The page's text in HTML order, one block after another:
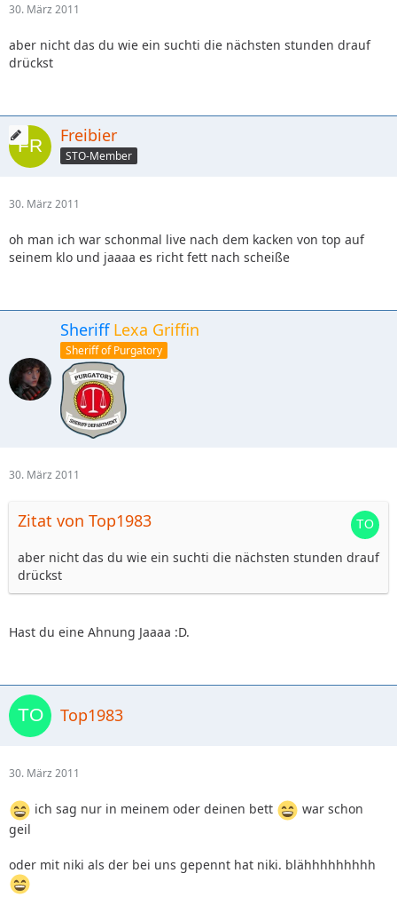
30. März 2011
aber nicht das du wie ein suchti die nächsten stunden drauf
drückst
Freibier
STO-Member
30. März 2011
oh man ich war schonmal live nach dem kacken von top auf
seinem klo und jaaaa es richt fett nach scheiße
Sheriff Lexa Griffin
Sheriff of Purgatory
30. März 2011
Zitat von Top1983
aber nicht das du wie ein suchti die nächsten stunden drauf
drückst
Hast du eine Ahnung Jaaaa :D.
Top1983
30. März 2011
ich sag nur in meinem oder deinen bett
war schon
geil
oder mit niki als der bei uns gepennt hat niki. blähhhhhhhhh